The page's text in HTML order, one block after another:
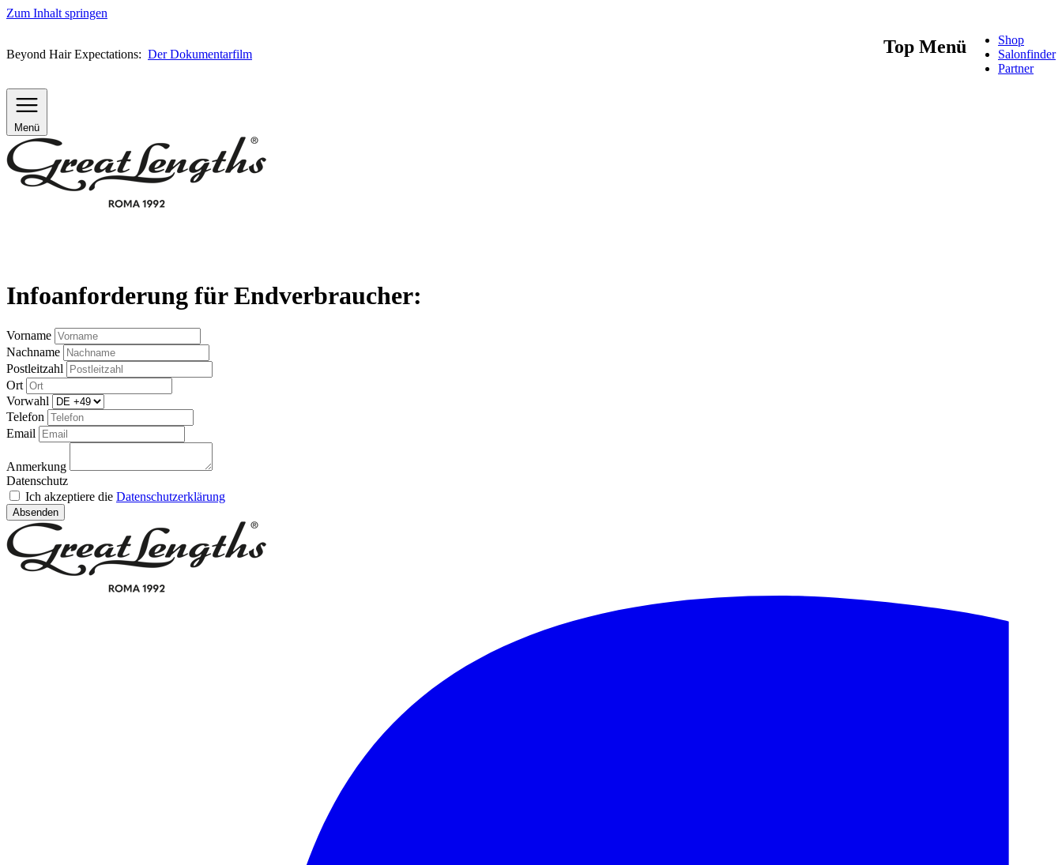
Zum Inhalt springen
Beyond Hair Expectations: Der Dokumentarfilm Top Menü
Shop
Salonfinder
Partner
Menü
Infoanforderung für Endverbraucher:
Vorname
Nachname
Postleitzahl
Ort
Vorwahl
Telefon
Email
Anmerkung
Datenschutz
Ich akzeptiere die Datenschutzerklärung
Absenden